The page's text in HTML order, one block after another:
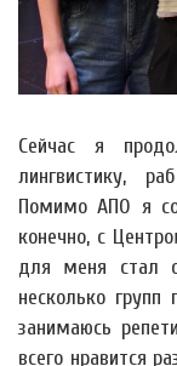
Сейчас я
лингвистику,
Помимо АПО я
конечно, с
для меня стал
несколько
занимаюсь
всего нравится